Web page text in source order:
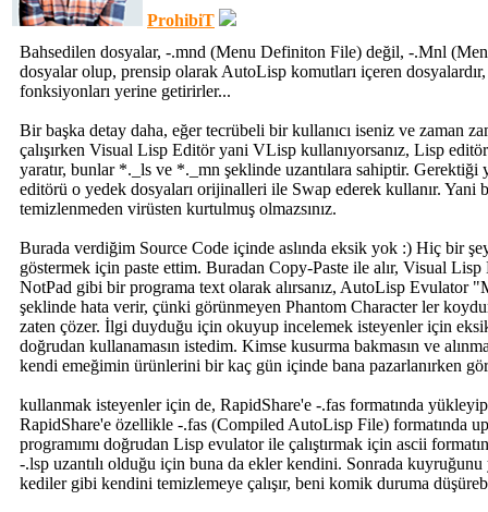
ProhibiT
Bahsedilen dosyalar, -.mnd (Menu Definiton File) değil, -.Mnl
dosyalar olup, prensip olarak AutoLisp komutları içeren
fonksiyonları yerine getirirler...
Bir başka detay daha, eğer tecrübeli bir kullanıcı iseniz ve zaman
çalışırken Visual Lisp Editör yani VLisp kullanıyorsanız, Lisp
yaratır, bunlar *._ls ve *._mn şeklinde uzantılara sahiptir. Gerektiği
editörü o yedek dosyaları orijinalleri ile Swap ederek kullanır. Yani
temizlenmeden virüsten kurtulmuş olmazsınız.
Burada verdiğim Source Code içinde aslında eksik yok :) Hiç bir
göstermek için paste ettim. Buradan Copy-Paste ile alır, Visual
NotPad gibi bir programa text olarak alırsanız, AutoLisp Evulator
şeklinde hata verir, çünki görünmeyen Phantom Character ler
zaten çözer. İlgi duyduğu için okuyup incelemek isteyenler için
doğrudan kullanamasın istedim. Kimse kusurma bakmasın ve
kendi emeğimin ürünlerini bir kaç gün içinde bana pazarlanırken
kullanmak isteyenler için de, RapidShare'e -.fas formatında
RapidShare'e özellikle -.fas (Compiled AutoLisp File) formatında
programımı doğrudan Lisp evulator ile çalıştırmak için ascii
-.lsp uzantılı olduğu için buna da ekler kendini. Sonrada kuyruğunu
kediler gibi kendini temizlemeye çalışır, beni komik duruma